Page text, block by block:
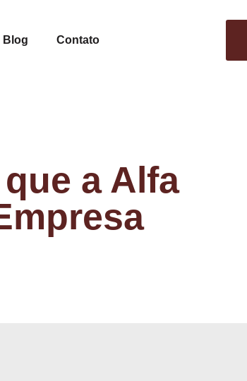
Blog Contato
a Alfa